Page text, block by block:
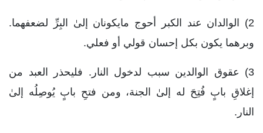
2) الوالدان عند الكبر أحوج مايكونان إلىٰ البِرِّ لضعفهما.
وبرهما يكون بكل إحسان قولي أو فعلي.
3) عقوق الوالدين سبب لدخول النار. فليحذر العبد من
إغلاقِ بابٍ فُتِحَ له إلىٰ الجنة، ومن فتحِ بابٍ يُوصِلُه إلىٰ
النار.